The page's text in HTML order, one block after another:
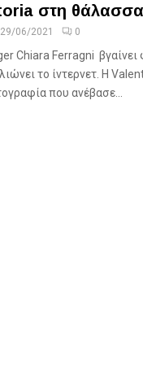
στη
29/06/2021 0
Chiara Ferragni
το ίντερνετ. Η
που ανέβασε...